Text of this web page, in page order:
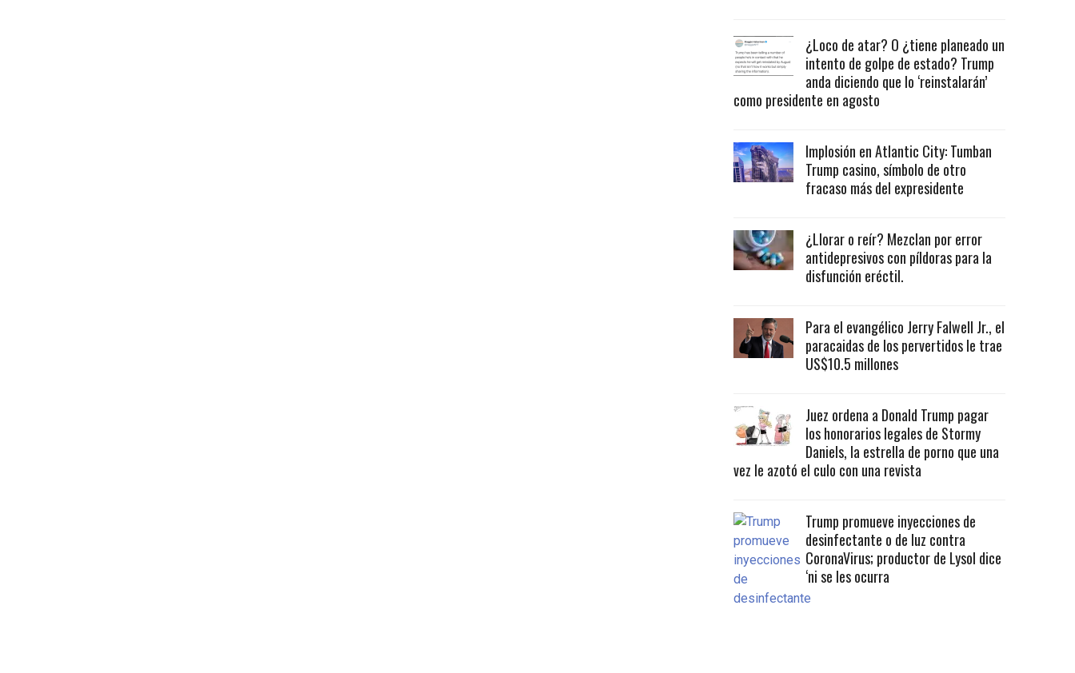
¿Loco de atar? O ¿tiene planeado un
intento de golpe de estado? Trump
anda diciendo que lo ‘reinstalarán’
como presidente en agosto
Implosión en Atlantic City: Tumban
Trump casino, símbolo de otro
fracaso más del expresidente
¿Llorar o reír? Mezclan por error
antidepresivos con píldoras para la
disfunción eréctil.
Para el evangélico Jerry Falwell Jr., el
paracaidas de los pervertidos le trae
US$10.5 millones
Juez ordena a Donald Trump pagar
los honorarios legales de Stormy
Daniels, la estrella de porno que una
vez le azotó el culo con una revista
Trump promueve inyecciones de
desinfectante o de luz contra
CoronaVirus; productor de Lysol dice
‘ni se les ocurra